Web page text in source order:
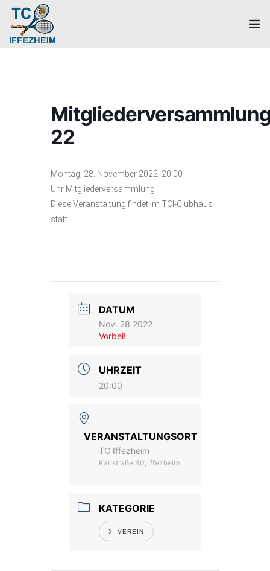
22
Montag, 28. November 2022, 20.00
Uhr Mitgliederversammlung
Diese Veranstaltung findet im TCI-Clubhaus
statt.
DATUM
Nov. 28 2022
Vorbei!
UHRZEIT
20:00
VERANSTALTUNGSORT
TC Iffezheim
Karlstraße 40, Iffezheim
KATEGORIE
VEREIN